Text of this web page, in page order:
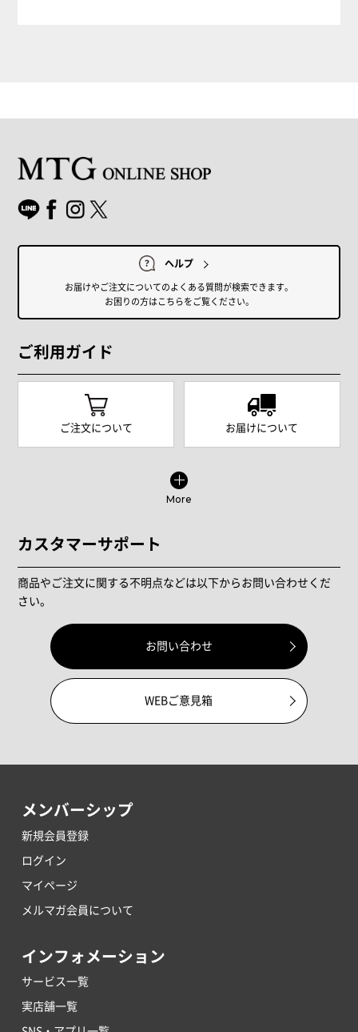
ヘルプ
お届けやご注文についてのよくある質問が検索できます。
お困りの方はこちらをご覧ください。
ご利用ガイド
ご注文について お届けについて
More
カスタマーサポート
商品やご注文に関する不明点などは以下からお問い合わせくだ
さい。
お問い合わせ
WEBご意見箱
メンバーシップ
新規会員登録
ログイン
マイページ
メルマガ会員について
インフォメーション
サービス一覧
実店舗一覧